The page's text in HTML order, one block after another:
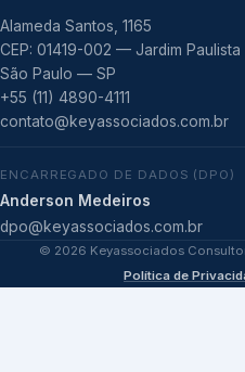
Alameda Santos, 1165
CEP: 01419-002 — Jardim Paulista
São Paulo — SP
+55 (11) 4890-4111
contato@keyassociados.com.br
ENCARREGADO DE DADOS (DPO)
Anderson Medeiros
dpo@keyassociados.com.br
© 2026 Keyassociados
Política de